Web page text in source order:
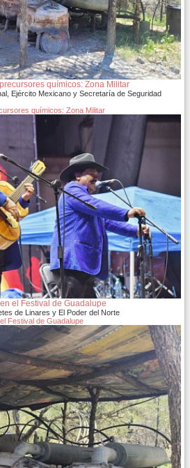
químicos: Zona Militar
Ejército Mexicano y Secretaría de Seguridad
químicos: Zona Militar
el Festival de Guadalupe
de Linares y El Poder del Norte
Festival de Guadalupe